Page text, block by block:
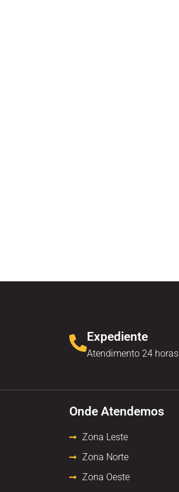
Expediente
Atendimento 24 horas
Onde Atendemos
Zona Leste
Zona Norte
Zona Oeste